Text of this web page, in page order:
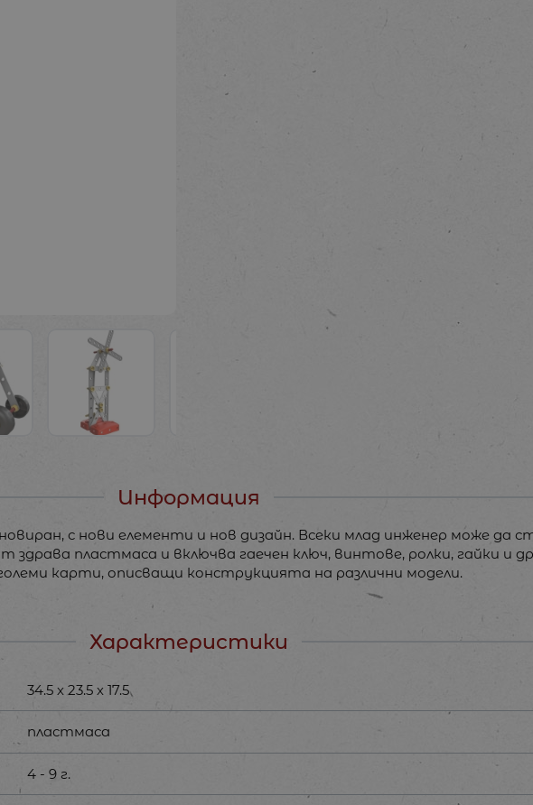
Информация
с нови елементи и нов дизайн. Всеки млад инженер може да
пластмаса и включва гаечен ключ, винтове, ролки, гайки и
карти, описващи конструкцията на различни модели.
Характеристики
34.5 х 23.5 х 17.5
пластмаса
4 - 9 г.